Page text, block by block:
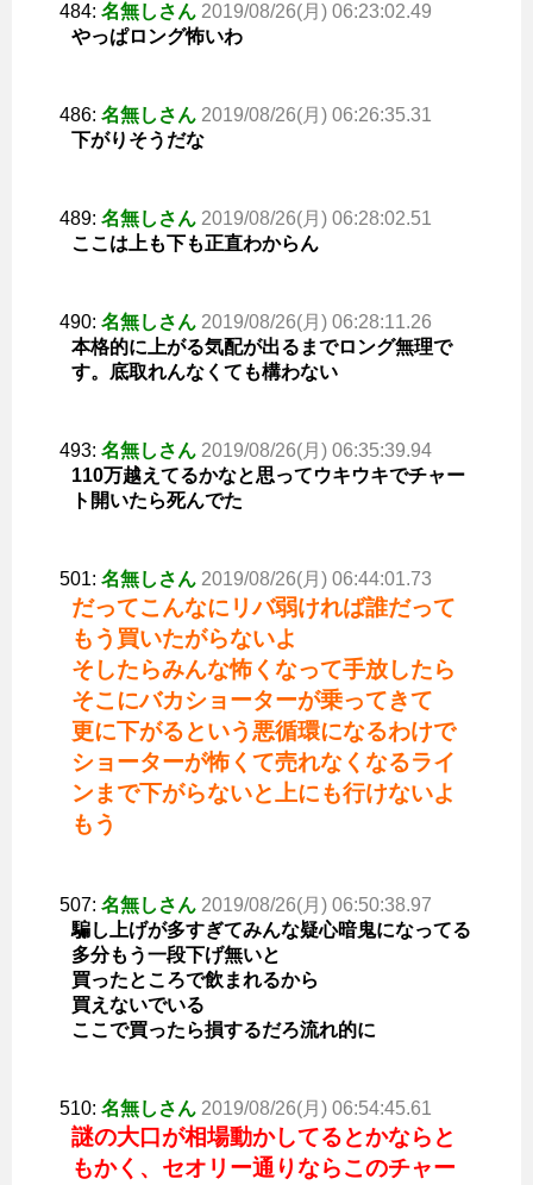
484: 名無しさん 2019/08/26(月) 06:23:02.49
やっぱロング怖いわ
486: 名無しさん 2019/08/26(月) 06:26:35.31
下がりそうだな
489: 名無しさん 2019/08/26(月) 06:28:02.51
ここは上も下も正直わからん
490: 名無しさん 2019/08/26(月) 06:28:11.26
本格的に上がる気配が出るまでロング無理で
す。底取れんなくても構わない
493: 名無しさん 2019/08/26(月) 06:35:39.94
110万越えてるかなと思ってウキウキでチャー
ト開いたら死んでた
501: 名無しさん 2019/08/26(月) 06:44:01.73
だってこんなにリバ弱ければ誰だって
もう買いたがらないよ
そしたらみんな怖くなって手放したら
そこにバカショーターが乗ってきて
更に下がるという悪循環になるわけで
ショーターが怖くて売れなくなるライ
ンまで下がらないと上にも行けないよ
もう
507: 名無しさん 2019/08/26(月) 06:50:38.97
騙し上げが多すぎてみんな疑心暗鬼になってる
多分もう一段下げ無いと
買ったところで飲まれるから
買えないでいる
ここで買ったら損するだろ流れ的に
510: 名無しさん 2019/08/26(月) 06:54:45.61
謎の大口が相場動かしてるとかならと
もかく、セオリー通りならこのチャー